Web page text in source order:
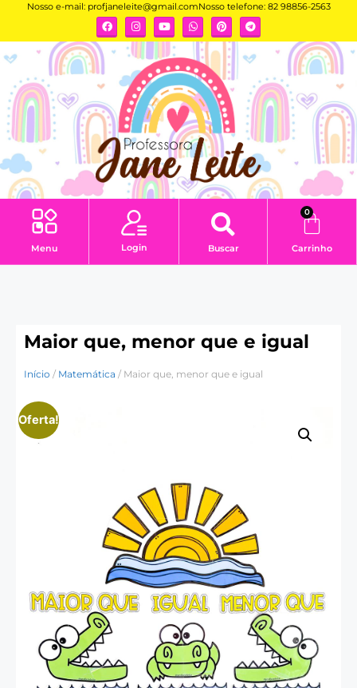
Nosso e-mail: profjaneleite@gmail.comNosso telefone: 82 98856-2563
Menu Login Buscar
0
Carrinho
Maior que, menor que e igual
Início / Matemática / Maior que, menor que e igual
Oferta!